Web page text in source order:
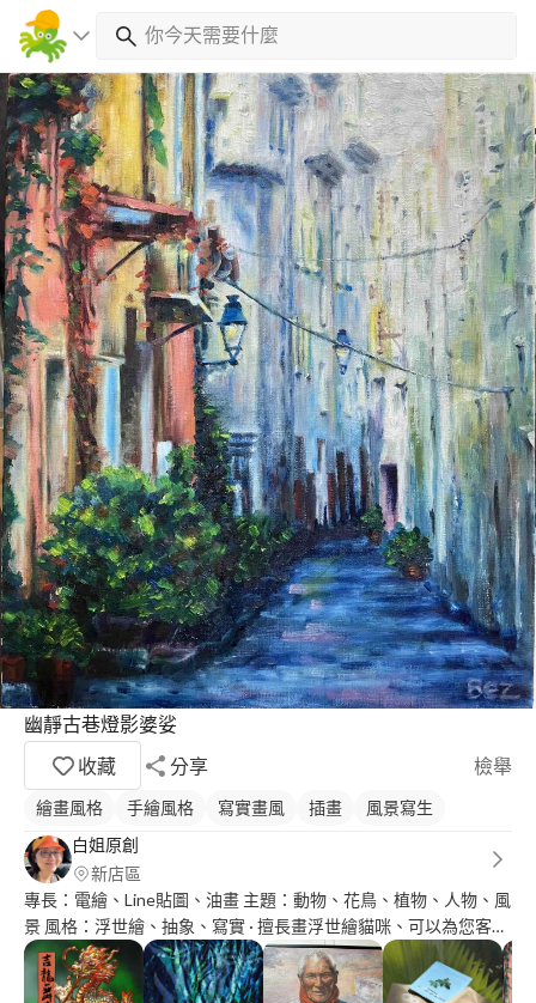
幽靜古巷燈影婆娑
收藏
分享 檢舉
繪畫風格 手繪風格 寫實畫風 插畫
風景寫生
白姐原創
新店區
專長：電繪、Line貼圖、油畫 主題：動物、花鳥、植物、人物、風
景 風格：浮世繪、抽象、寫實 · 擅長畫浮世繪貓咪、可以為您客製
化畫您的貓咪，歡迎聯繫，風格精細獨特 · Q版人物插畫或line 貼
圖 · 日系少女漫畫風格插畫 · 寫實人像